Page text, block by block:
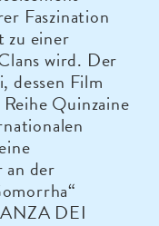
Faszination
zu einer
wird. Der
dessen Film
Quinzaine
der
DEI